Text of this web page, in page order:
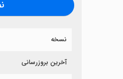
نسخه
آخرین بروزرسانی